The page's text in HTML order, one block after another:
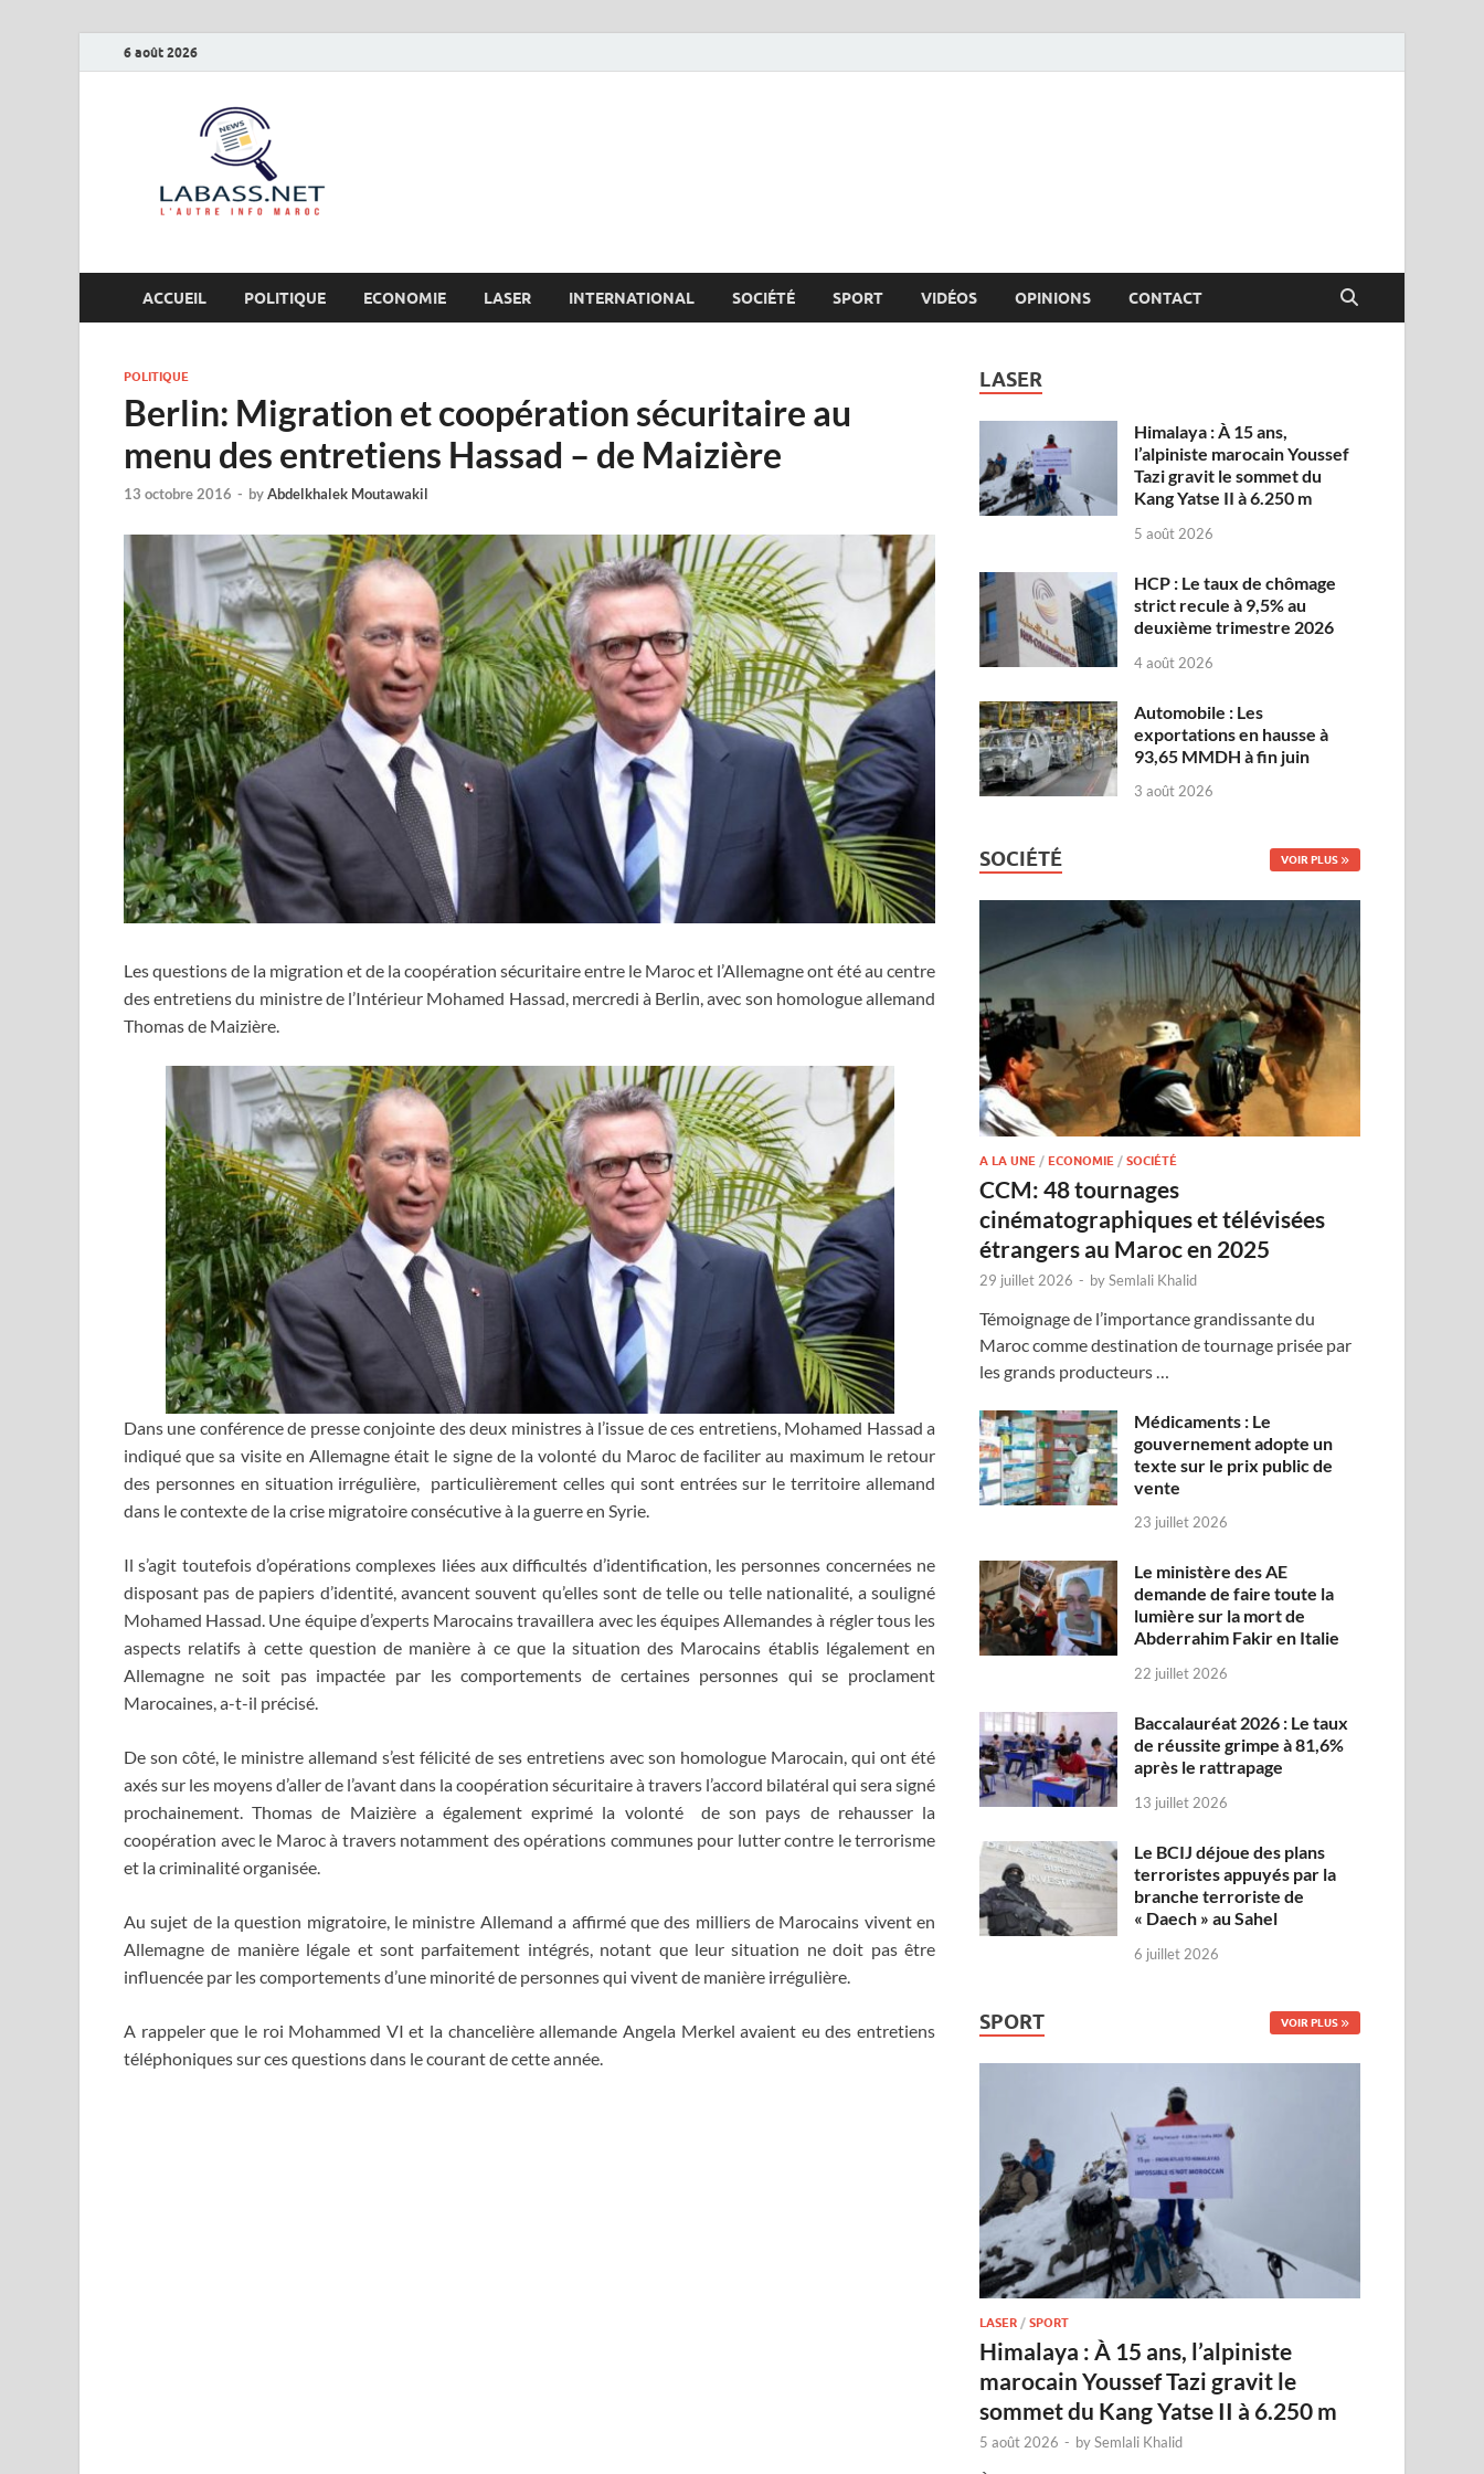
6 août 2026
ACCUEIL POLITIQUE ECONOMIE LASER INTERNATIONAL SOCIÉTÉ SPORT VIDÉOS OPINIONS CONTACT
POLITIQUE
Berlin: Migration et coopération sécuritaire au
menu des entretiens Hassad – de Maizière
13 octobre 2016 - byAbdelkhalek Moutawakil
Les questions de la migration et de la coopération sécuritaire entre le Maroc et l’Allemagne ont été au centre
des entretiens du ministre de l’Intérieur Mohamed Hassad, mercredi à Berlin, avec son homologue allemand
Thomas de Maizière.
Dans une conférence de presse conjointe des deux ministres à l’issue de ces entretiens, Mohamed Hassad a
indiqué que sa visite en Allemagne était le signe de la volonté du Maroc de faciliter au maximum le retour
des personnes en situation irrégulière, particulièrement celles qui sont entrées sur le territoire allemand
dans le contexte de la crise migratoire consécutive à la guerre en Syrie.
Il s’agit toutefois d’opérations complexes liées aux difficultés d’identification, les personnes concernées ne
disposant pas de papiers d’identité, avancent souvent qu’elles sont de telle ou telle nationalité, a souligné
Mohamed Hassad. Une équipe d’experts Marocains travaillera avec les équipes Allemandes à régler tous les
aspects relatifs à cette question de manière à ce que la situation des Marocains établis légalement en
Allemagne ne soit pas impactée par les comportements de certaines personnes qui se proclament
Marocaines, a-t-il précisé.
De son côté, le ministre allemand s’est félicité de ses entretiens avec son homologue Marocain, qui ont été
axés sur les moyens d’aller de l’avant dans la coopération sécuritaire à travers l’accord bilatéral qui sera signé
prochainement. Thomas de Maizière a également exprimé la volonté de son pays de rehausser la
coopération avec le Maroc à travers notamment des opérations communes pour lutter contre le terrorisme
et la criminalité organisée.
Au sujet de la question migratoire, le ministre Allemand a affirmé que des milliers de Marocains vivent en
Allemagne de manière légale et sont parfaitement intégrés, notant que leur situation ne doit pas être
influencée par les comportements d’une minorité de personnes qui vivent de manière irrégulière.
A rappeler que le roi Mohammed VI et la chancelière allemande Angela Merkel avaient eu des entretiens
téléphoniques sur ces questions dans le courant de cette année.
LASER
Himalaya : À 15 ans,
l’alpiniste marocain Youssef
Tazi gravit le sommet du
Kang Yatse II à 6.250 m
5 août 2026
HCP : Le taux de chômage
strict recule à 9,5% au
deuxième trimestre 2026
4 août 2026
Automobile : Les
exportations en hausse à
93,65 MMDH à fin juin
3 août 2026
SOCIÉTÉ VOIR PLUS
A LA UNE /ECONOMIE /SOCIÉTÉ
CCM: 48 tournages
cinématographiques et télévisées
étrangers au Maroc en 2025
29 juillet 2026 - bySemlali Khalid
Témoignage de l’importance grandissante du
Maroc comme destination de tournage prisée par
les grands producteurs …
Médicaments : Le
gouvernement adopte un
texte sur le prix public de
vente
23 juillet 2026
Le ministère des AE
demande de faire toute la
lumière sur la mort de
Abderrahim Fakir en Italie
22 juillet 2026
Baccalauréat 2026 : Le taux
de réussite grimpe à 81,6%
après le rattrapage
13 juillet 2026
Le BCIJ déjoue des plans
terroristes appuyés par la
branche terroriste de
« Daech » au Sahel
6 juillet 2026
SPORT VOIR PLUS
LASER /SPORT
Himalaya : À 15 ans, l’alpiniste
marocain Youssef Tazi gravit le
sommet du Kang Yatse II à 6.250 m
5 août 2026 - bySemlali Khalid